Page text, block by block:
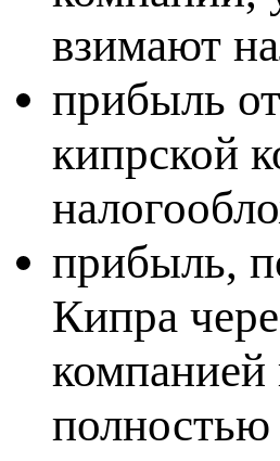
взимают
прибыль
кипрской
прибыль,
Кипра
компанией
полностью